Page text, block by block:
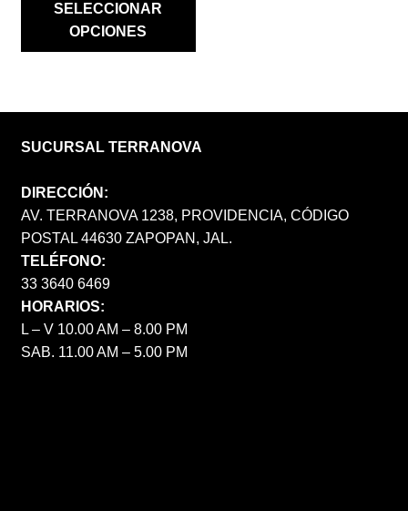
SELECCIONAR
OPCIONES
SUCURSAL TERRANOVA
DIRECCIÓN:
AV. TERRANOVA 1238, PROVIDENCIA, CÓDIGO
POSTAL 44630 ZAPOPAN, JAL.
TELÉFONO:
33 3640 6469
HORARIOS:
L – V 10.00 AM – 8.00 PM
SAB. 11.00 AM – 5.00 PM